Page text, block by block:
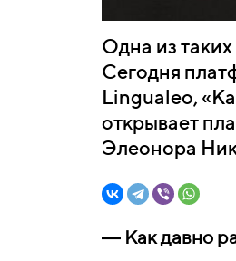
Одна из
Сегодня
Lingualeo,
открывает
Элеонора
― Как давно